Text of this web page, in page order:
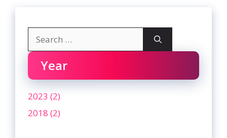
for:
Year
2023 (2)
2018 (2)